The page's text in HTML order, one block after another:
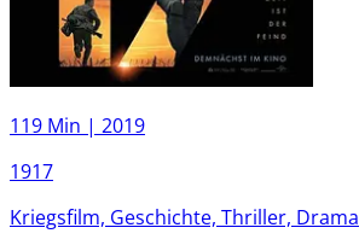
119 Min | 2019
1917
Kriegsfilm, Geschichte, Thriller, Drama